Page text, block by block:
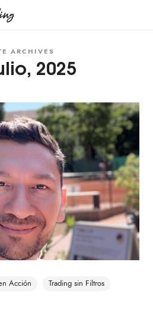
ARCHIVES
2025
Acción Trading sin Filtros